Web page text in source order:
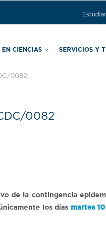
EN CIENCIAS SERVICIOS Y
0082
0082
de la contingencia
los días martes